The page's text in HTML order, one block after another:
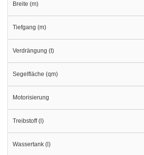
Breite (m)
Tiefgang (m)
Verdrängung (t)
Segelfläche (qm)
Motorisierung
Treibstoff (l)
Wassertank (l)